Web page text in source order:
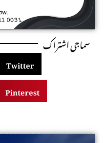
سماجی اشتراک
Twitter
Pinterest